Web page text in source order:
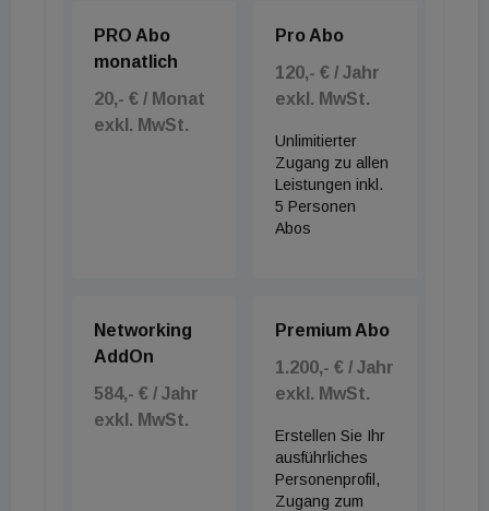
PRO Abo
monatlich
20,- € / Monat
exkl. MwSt.
Pro Abo
120,- € / Jahr
exkl. MwSt.
Unlimitierter
Zugang zu allen
Leistungen inkl.
5 Personen
Abos
Networking
AddOn
584,- € / Jahr
exkl. MwSt.
Premium Abo
1.200,- € / Jahr
exkl. MwSt.
Erstellen Sie Ihr
ausführliches
Personenprofil,
Zugang zum